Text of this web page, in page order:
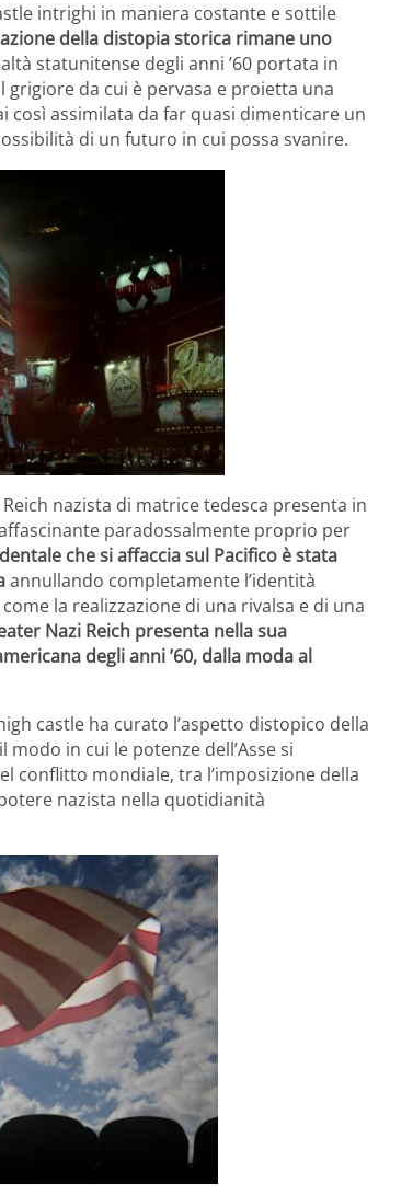
intrighi in maniera costante e sottile
della distopia storica rimane uno
statunitense degli anni ’60 portata in
grigiore da cui è pervasa e proietta una
così assimilata da far quasi dimenticare un
di un futuro in cui possa svanire.
nazista di matrice tedesca presenta in
paradossalmente proprio per
che si affaccia sul Pacifico è stata
annullando completamente l’identità
la realizzazione di una rivalsa e di una
Nazi Reich presenta nella sua
degli anni ’60, dalla moda al
castle ha curato l’aspetto distopico della
in cui le potenze dell’Asse si
conflitto mondiale, tra l’imposizione della
nazista nella quotidianità